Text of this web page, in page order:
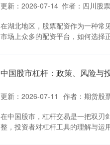
更新：2026-07-14 作者：四川股
在湖北地区，股票配资作为一种常
市场上众多的配资平台，如何选择
中国股市杠杆：政策、风险与
更新：2026-07-11 作者：期货股
在中国股市，杠杆交易是一把双
整，投资者对杠杆工具的理解与运